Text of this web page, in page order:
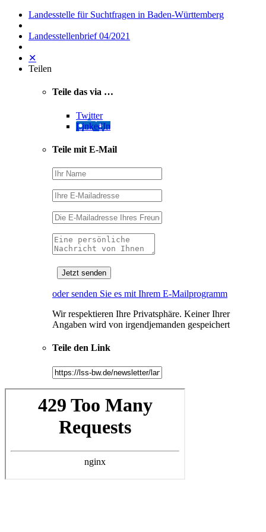
Landesstelle für Suchtfragen in Baden-Württemberg
Landesstellenbrief 04/2021
✕
Teilen
Teile das via …
Twitter
LinkedIn
Teile mit E-Mail
oder senden Sie es mit Ihrem E-Mailprogramm
Wir respektieren Ihre Privatsphäre. Keiner Ihrer
Angaben wird von irgendjemanden gespeichert
Teile den Link